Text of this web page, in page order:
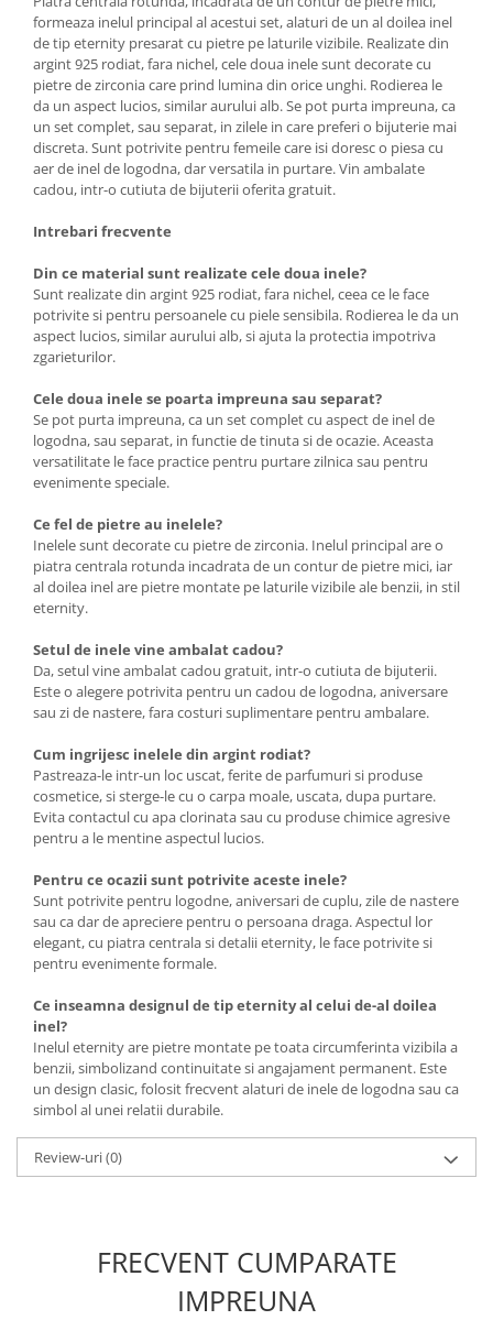
formeaza inelul principal al acestui set, alaturi de un al doilea inel
de tip eternity presarat cu pietre pe laturile vizibile. Realizate din
argint 925 rodiat, fara nichel, cele doua inele sunt decorate cu
pietre de zirconia care prind lumina din orice unghi. Rodierea le
da un aspect lucios, similar aurului alb. Se pot purta impreuna, ca
un set complet, sau separat, in zilele in care preferi o bijuterie mai
discreta. Sunt potrivite pentru femeile care isi doresc o piesa cu
aer de inel de logodna, dar versatila in purtare. Vin ambalate
cadou, intr-o cutiuta de bijuterii oferita gratuit.
Intrebari frecvente
Din ce material sunt realizate cele doua inele?
Sunt realizate din argint 925 rodiat, fara nichel, ceea ce le face
potrivite si pentru persoanele cu piele sensibila. Rodierea le da un
aspect lucios, similar aurului alb, si ajuta la protectia impotriva
zgarieturilor.
Cele doua inele se poarta impreuna sau separat?
Se pot purta impreuna, ca un set complet cu aspect de inel de
logodna, sau separat, in functie de tinuta si de ocazie. Aceasta
versatilitate le face practice pentru purtare zilnica sau pentru
evenimente speciale.
Ce fel de pietre au inelele?
Inelele sunt decorate cu pietre de zirconia. Inelul principal are o
piatra centrala rotunda incadrata de un contur de pietre mici, iar
al doilea inel are pietre montate pe laturile vizibile ale benzii, in stil
eternity.
Setul de inele vine ambalat cadou?
Da, setul vine ambalat cadou gratuit, intr-o cutiuta de bijuterii.
Este o alegere potrivita pentru un cadou de logodna, aniversare
sau zi de nastere, fara costuri suplimentare pentru ambalare.
Cum ingrijesc inelele din argint rodiat?
Pastreaza-le intr-un loc uscat, ferite de parfumuri si produse
cosmetice, si sterge-le cu o carpa moale, uscata, dupa purtare.
Evita contactul cu apa clorinata sau cu produse chimice agresive
pentru a le mentine aspectul lucios.
Pentru ce ocazii sunt potrivite aceste inele?
Sunt potrivite pentru logodne, aniversari de cuplu, zile de nastere
sau ca dar de apreciere pentru o persoana draga. Aspectul lor
elegant, cu piatra centrala si detalii eternity, le face potrivite si
pentru evenimente formale.
Ce inseamna designul de tip eternity al celui de-al doilea
inel?
Inelul eternity are pietre montate pe toata circumferinta vizibila a
benzii, simbolizand continuitate si angajament permanent. Este
un design clasic, folosit frecvent alaturi de inele de logodna sau ca
simbol al unei relatii durabile.
Review-uri(0)
FRECVENT CUMPARATE
IMPREUNA